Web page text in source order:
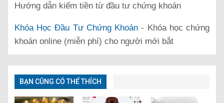
Hướng dẫn kiếm tiền từ đầu tư chứng khoán
Khóa Học Đầu Tư Chứng Khoán - Khóa học chứng
khoán online (miễn phí) cho người mới bắt
BẠN CŨNG CÓ THỂ THÍCH